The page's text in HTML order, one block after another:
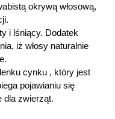
okrywą włosową,
i lśniący. Dodatek
iż włosy naturalnie
cynku , który jest
pojawianiu się
dla zwierząt.